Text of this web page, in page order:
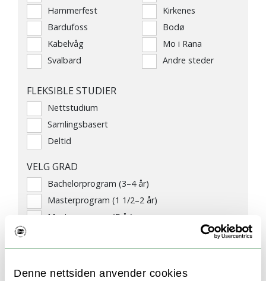
Denne nettsiden anvender cookies
Hammerfest
Kirkenes
Bardufoss
Bodø
Kabelvåg
Mo i Rana
Svalbard
Andre steder
FLEKSIBLE STUDIER
Nettstudium
Samlingsbasert
Deltid
VELG GRAD
Bachelorprogram (3–4 år)
Masterprogram (1 1/2–2 år)
Masterprogram (5 år)
Profesjonsstudier (6 år)
Ph.d.-grader (3 år)